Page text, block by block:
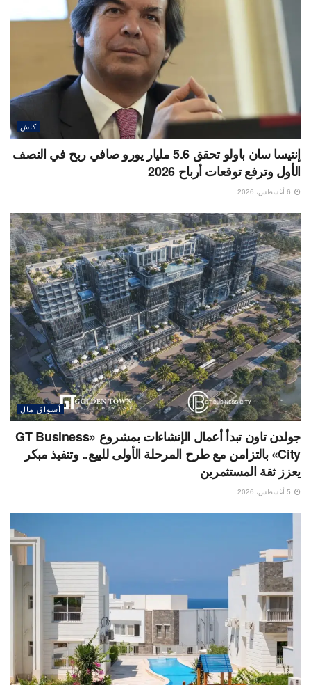
كاش
إنتيسا سان باولو تحقق 5.6 مليار يورو صافي ربح في النصف
الأول وترفع توقعات أرباح 2026
أسواق مال
جولدن تاون تبدأ أعمال الإنشاءات بمشروع «GT Business
City» بالتزامن مع طرح المرحلة الأولى للبيع.. وتنفيذ مبكر
يعزز ثقة المستثمرين